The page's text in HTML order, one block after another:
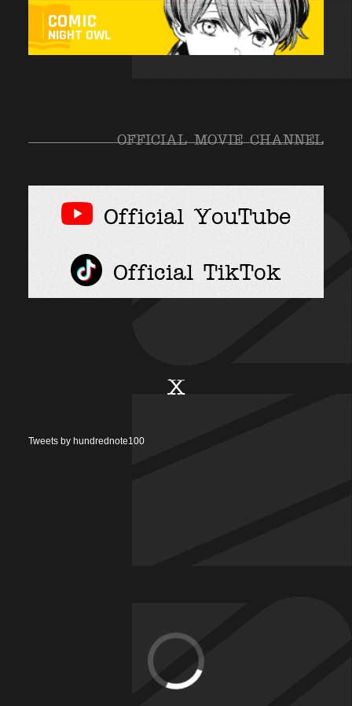
COMIC
NIGHT OWL
OFFICIAL MOVIE CHANNEL
Official YouTube
Official TikTok
X
Tweets by hundrednote100